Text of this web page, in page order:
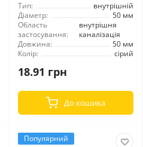
Тип:
внутрішній
Діаметр:
50 мм
Область
застосування:
внутрішня
каналізація
Довжина:
50 мм
Колір:
сірий
18.91 грн
До кошика
Популярний